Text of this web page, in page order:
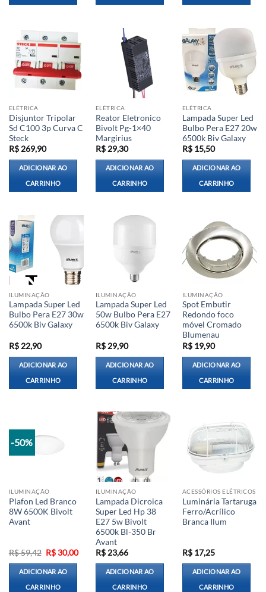
ELÉTRICA
Disjuntor Tripolar
Sd C100 3p Curva C
Steck
R$269,90
ADICIONAR AO
CARRINHO
ELÉTRICA
Reator Eletronico
Bivolt Pg-1×40
Margirius
R$29,30
ADICIONAR AO
CARRINHO
ELÉTRICA
Lampada Super Led
Bulbo Pera E27 20w
6500k Biv Galaxy
R$15,50
ADICIONAR AO
CARRINHO
ILUMINAÇÃO
Lampada Super Led
Bulbo Pera E27 30w
6500k Biv Galaxy
R$22,90
ADICIONAR AO
CARRINHO
ILUMINAÇÃO
Lampada Super Led
50w Bulbo Pera E27
6500k Biv Galaxy
R$29,90
ADICIONAR AO
CARRINHO
ILUMINAÇÃO
Spot Embutir
Redondo foco
móvel Cromado
Blumenau
R$19,90
ADICIONAR AO
CARRINHO
-50%
ILUMINAÇÃO
Plafon Led Branco
8W 6500K Bivolt
Avant
R$59,42 O
preço
original
era:
R$ 59,42.
R$30,00O
ADICIONAR AO
CARRINHO
ILUMINAÇÃO
Lampada Dicroica
Super Led Hp 38
E27 5w Bivolt
6500k Bl-350 Br
Avant
R$23,66
ADICIONAR AO
CARRINHO
ACESSÓRIOS ELÉTRICOS
Luminária Tartaruga
Ferro/Acrílico
Branca Ilum
R$17,25
ADICIONAR AO
CARRINHO